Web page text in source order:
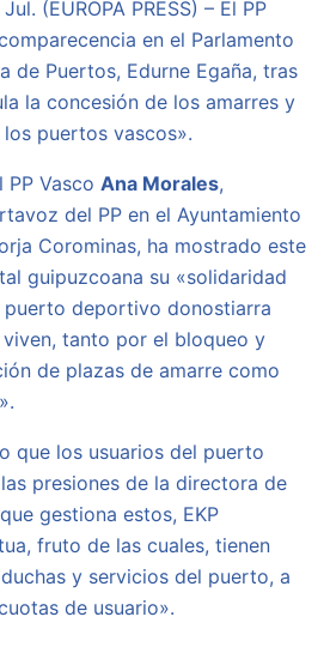
(EUROPA PRESS) – El PP
en el Parlamento
de Puertos, Edurne Egaña, tras
la concesión de los amarres y
puertos vascos».
PP Vasco Ana Morales,
del PP en el Ayuntamiento
Corominas, ha mostrado este
guipuzcoana su «solidaridad
puerto deportivo donostiarra
tanto por el bloqueo y
de plazas de amarre como
que los usuarios del puerto
presiones de la directora de
gestiona estos, EKP
fruto de las cuales, tienen
y servicios del puerto, a
de usuario».